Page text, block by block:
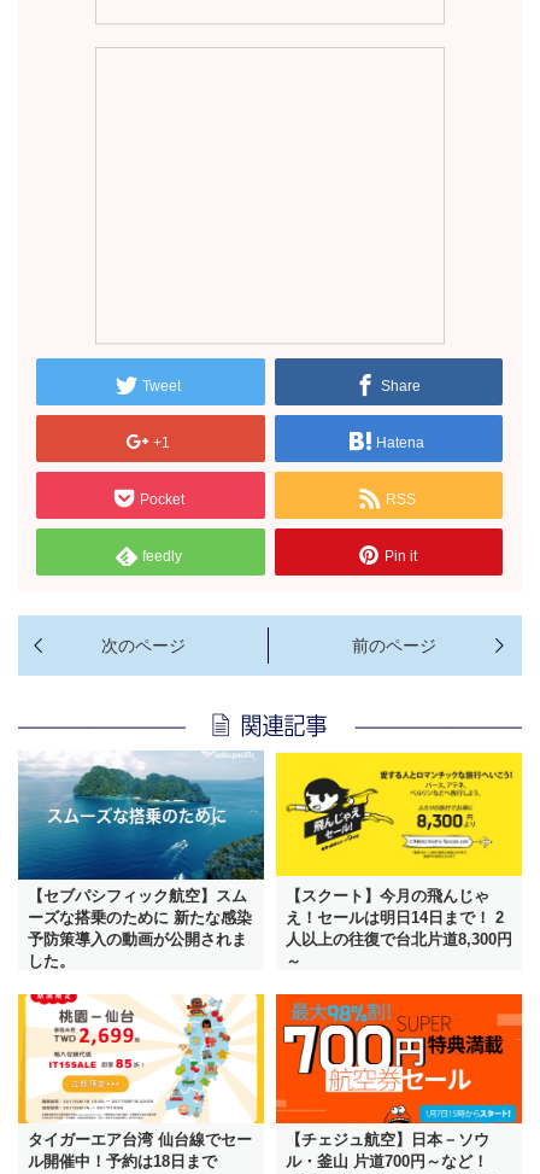
Tweet Share
+1 Hatena
Pocket RSS
feedly Pin it
【セブパシフィック航空】スム
ーズな搭乗のために 新たな感染
予防策導入の動画が公開されま
した。
【スクート】今月の飛んじゃ
え！セールは明日14日まで！ 2
人以上の往復で台北片道8,300円
～
‪タイガーエア台湾 仙台線でセー
ル開催中！予約は18日まで
【チェジュ航空】日本－ソウ
ル・釜山 片道700円～など！